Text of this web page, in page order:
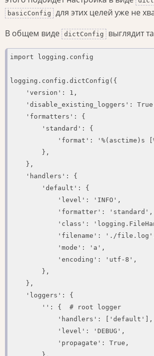
basicConfig
для этих целей уже не
В общем виде dictConfig выглядит
import logging.config
logging.config.dictConfig({
    'version': 1,
'disable_existing_loggers':
    'formatters': {
        'standard': {
'format': '%(asctime)s
        },
    },
    'handlers': {
        'default': {
            'level': 'INFO',
            'formatter': 'standard',
'class':
'filename': './
            'mode': 'a',
            'encoding': 'utf-8',
        },
    },
    'loggers': {
        '': {  # root logger
            'handlers': ['default'],
            'level': 'DEBUG',
            'propagate': True,